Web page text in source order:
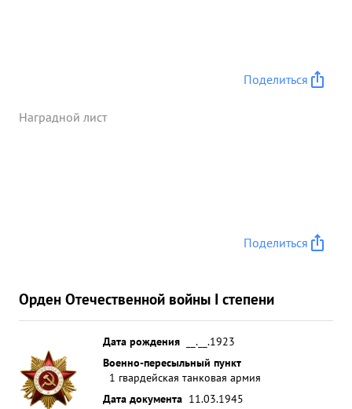
Поделиться
Наградной лист
Поделиться
Орден Отечественной войны I степени
Дата рождения
__.__.1923
Военно-пересыльный пункт
1 гвардейская танковая армия
Дата документа 11.03.1945